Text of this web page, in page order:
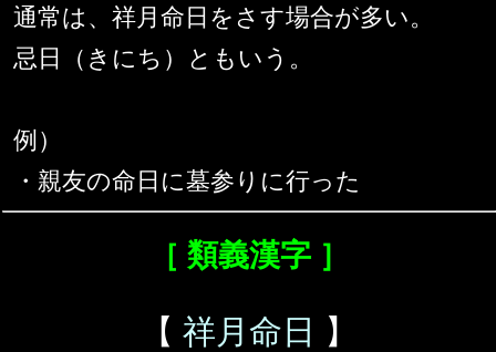
通常は、祥月命日をさす場合が多い。
忌日（きにち）ともいう。
例）
・親友の命日に墓参りに行った
［ 類義漢字 ］
【 祥月命日 】